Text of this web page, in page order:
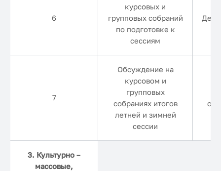
6
курсовых и
групповых собраний
по подготовке к
сессиям
7
Обсуждение на
курсовом и
групповых
собраниях итогов
летней и зимней
сессии
3. Культурно –
массовые,